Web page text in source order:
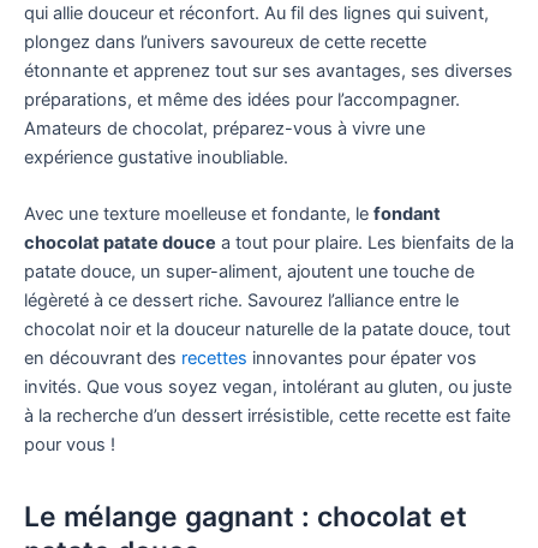
qui allie douceur et réconfort. Au fil des lignes qui suivent,
plongez dans l’univers savoureux de cette recette
étonnante et apprenez tout sur ses avantages, ses diverses
préparations, et même des idées pour l’accompagner.
Amateurs de chocolat, préparez-vous à vivre une
expérience gustative inoubliable.
Avec une texture moelleuse et fondante, le fondant
chocolat patate douce a tout pour plaire. Les bienfaits de la
patate douce, un super-aliment, ajoutent une touche de
légèreté à ce dessert riche. Savourez l’alliance entre le
chocolat noir et la douceur naturelle de la patate douce, tout
en découvrant des recettes innovantes pour épater vos
invités. Que vous soyez vegan, intolérant au gluten, ou juste
à la recherche d’un dessert irrésistible, cette recette est faite
pour vous !
Le mélange gagnant : chocolat et